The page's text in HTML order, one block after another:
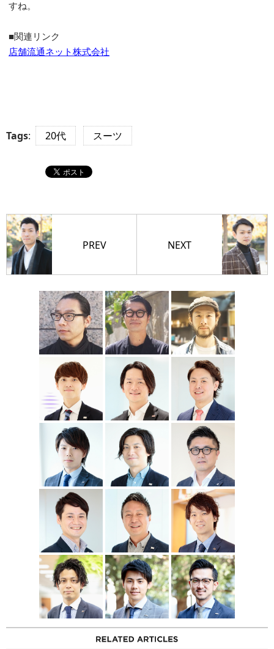
すね。
■関連リンク
店舗流通ネット株式会社
Tags: 20代 スーツ
PREV NEXT